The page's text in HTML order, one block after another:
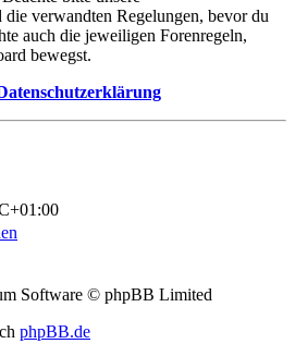
verwandten Regelungen, bevor du
auch die jeweiligen Forenregeln,
bewegst.
Software © phpBB Limited
phpBB.de